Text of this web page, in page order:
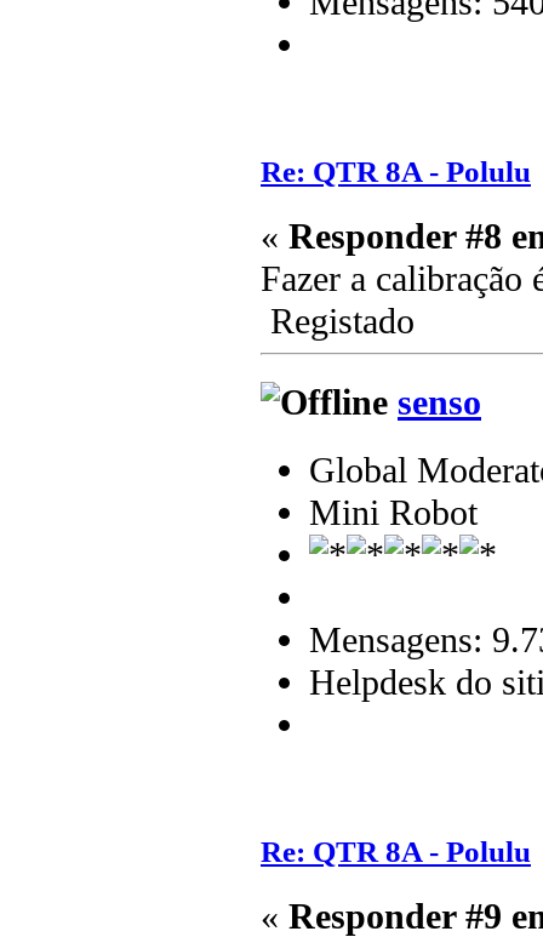
Re: QTR 8A - Polulu
« Responder #8
Fazer a calibração
Registado
senso
Global
Mini Robot
Mensagens:
Helpdesk do
Re: QTR 8A - Polulu
« Responder #9